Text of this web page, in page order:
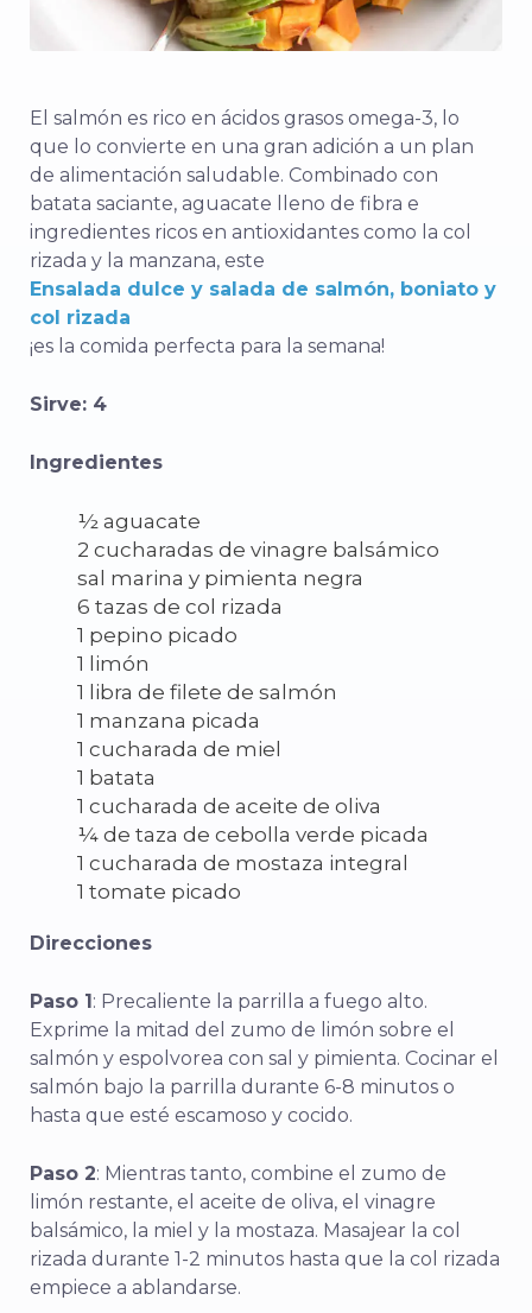
El salmón es rico en ácidos grasos omega-3, lo
que lo convierte en una gran adición a un plan
de alimentación saludable. Combinado con
batata saciante, aguacate lleno de fibra e
ingredientes ricos en antioxidantes como la col
rizada y la manzana, este
Ensalada dulce y salada de salmón, boniato y
col rizada
¡es la comida perfecta para la semana!
Sirve: 4
Ingredientes
½ aguacate
2 cucharadas de vinagre balsámico
sal marina y pimienta negra
6 tazas de col rizada
1 pepino picado
1 limón
1 libra de filete de salmón
1 manzana picada
1 cucharada de miel
1 batata
1 cucharada de aceite de oliva
¼ de taza de cebolla verde picada
1 cucharada de mostaza integral
1 tomate picado
Direcciones
Paso 1 : Precaliente la parrilla a fuego alto.
Exprime la mitad del zumo de limón sobre el
salmón y espolvorea con sal y pimienta. Cocinar el
salmón bajo la parrilla durante 6-8 minutos o
hasta que esté escamoso y cocido.
Paso 2: Mientras tanto, combine el zumo de
limón restante, el aceite de oliva, el vinagre
balsámico, la miel y la mostaza. Masajear la col
rizada durante 1-2 minutos hasta que la col rizada
empiece a ablandarse.